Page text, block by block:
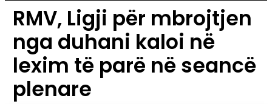
RMV, Ligji për mbrojtjen
nga duhani kaloi në
lexim të parë në seancë
plenare